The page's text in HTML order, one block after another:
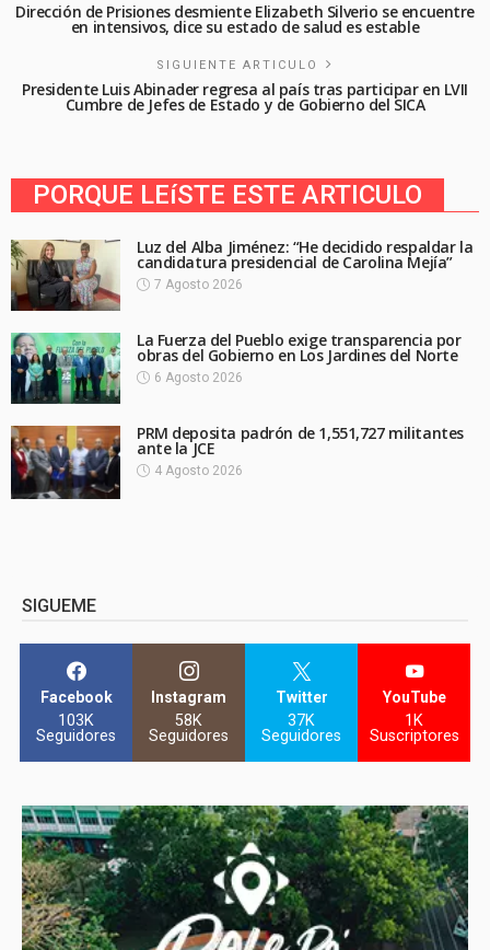
Dirección de Prisiones desmiente Elizabeth Silverio se encuentre
en intensivos, dice su estado de salud es estable
SIGUIENTE ARTICULO
Presidente Luis Abinader regresa al país tras participar en LVII
Cumbre de Jefes de Estado y de Gobierno del SICA
PORQUE LEíSTE ESTE ARTICULO
Luz del Alba Jiménez: “He decidido respaldar la
candidatura presidencial de Carolina Mejía”
7 Agosto 2026
La Fuerza del Pueblo exige transparencia por
obras del Gobierno en Los Jardines del Norte
6 Agosto 2026
PRM deposita padrón de 1,551,727 militantes
ante la JCE
4 Agosto 2026
SIGUEME
Facebook
103K
Seguidores
Instagram
58K
Seguidores
Twitter
37K
Seguidores
YouTube
1K
Suscriptores